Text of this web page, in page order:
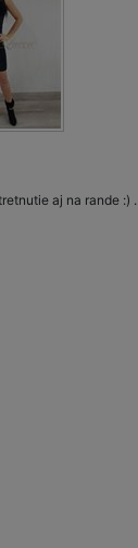
aj na rande :) .